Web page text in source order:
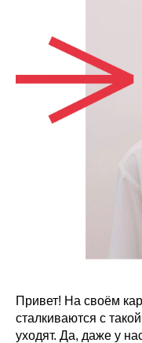
Привет! На своём
сталкиваются с
уходят. Да, даже у